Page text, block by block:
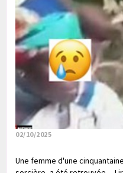
02/10/2025
Une femme d'une